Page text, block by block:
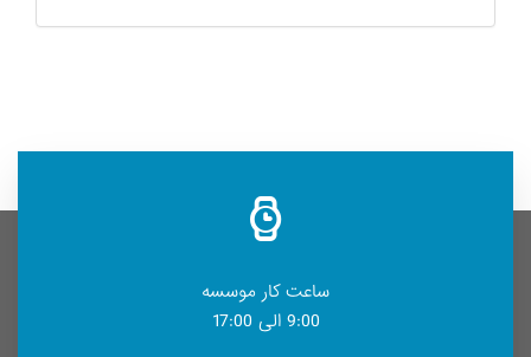
ساعت کار موسسه
9:00 الی 17:00